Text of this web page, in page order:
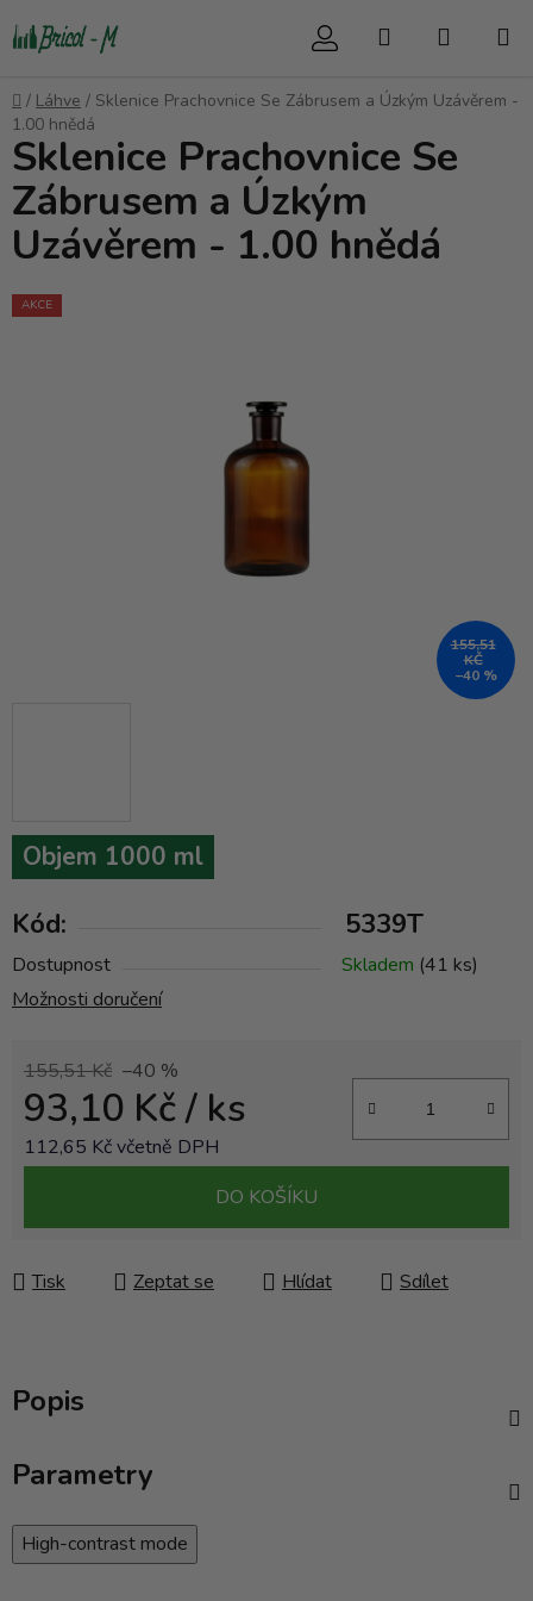
na
Hledat
Domů
/ Láhve / Sklenice Prachovnice Se Zábrusem a Úzkým Uzávěrem -
1.00 hnědá
Objem 1000 ml
Kód: 5339T
Dostupnost Skladem (41 ks)
Možnosti doručení
155,51 Kč –40 %
93,10 Kč/ ks
112,65 Kč včetně DPH
DO KOŠÍKU
Tisk Zeptat se Hlídat Sdílet
Sklenice Prachovnice Se
Zábrusem a Úzkým
Uzávěrem - 1.00 hnědá
AKCE
155,51
KČ
–40 %
Popis
Parametry
High-contrast mode